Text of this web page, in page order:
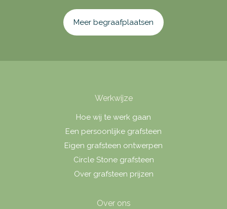
Meer begraafplaatsen
Werkwijze
Hoe wij te werk gaan
Een persoonlijke grafsteen
Eigen grafsteen ontwerpen
Circle Stone grafsteen
Over grafsteen prijzen
Over ons